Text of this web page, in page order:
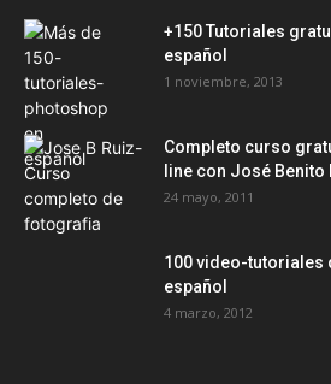
+150 Tutoriales
español
1 noviembre, 2013
Completo curso
line con José Benito
24 mayo, 2011
100 video-tutoriales
español
4 marzo, 2012